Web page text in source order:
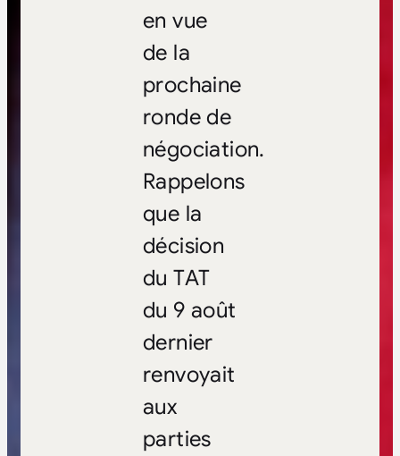
en vue
de la
prochaine
ronde de
négociation.
Rappelons
que la
décision
du TAT
du 9 août
dernier
renvoyait
aux
parties